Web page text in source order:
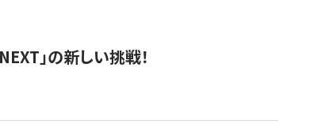
」の新しい挑戦！